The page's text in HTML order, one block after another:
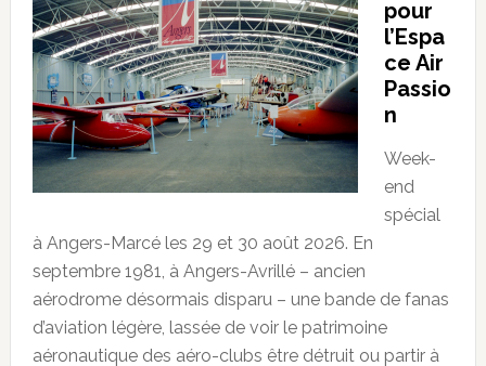
pour
l’Espa
ce Air
Passio
n
Week-
end
spécial
à Angers-Marcé les 29 et 30 août 2026. En
septembre 1981, à Angers-Avrillé – ancien
aérodrome désormais disparu – une bande de fanas
d’aviation légère, lassée de voir le patrimoine
aéronautique des aéro-clubs être détruit ou partir à